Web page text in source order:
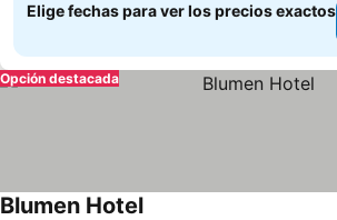
Elige fechas para ver los precios exactos
Opción destacada
Blumen Hotel